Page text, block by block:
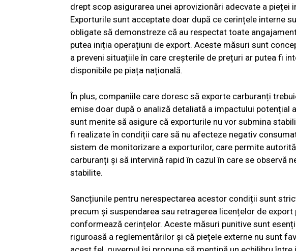
drept scop asigurarea unei aprovizionări adecvate a pieței
Exporturile sunt acceptate doar după ce cerințele interne
obligate să demonstreze că au respectat toate
putea iniția operațiuni de export. Aceste măsuri sunt
a preveni situațiile în care creșterile de prețuri ar putea fi
disponibile pe piața națională.
În plus, companiile care doresc să exporte carburanți
emise doar după o analiză detaliată a impactului potențial
sunt menite să asigure că exporturile nu vor submina
fi realizate în condiții care să nu afecteze negativ
sistem de monitorizare a exporturilor, care permite
carburanți și să intervină rapid în cazul în care se observă
stabilite.
Sancțiunile pentru nerespectarea acestor condiții sunt
precum și suspendarea sau retragerea licențelor de
conformează cerințelor. Aceste măsuri punitive sunt
riguroasă a reglementărilor și că piețele externe nu sunt